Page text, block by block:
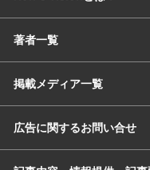
著者一覧
掲載メディア一覧
広告に関するお問い合せ